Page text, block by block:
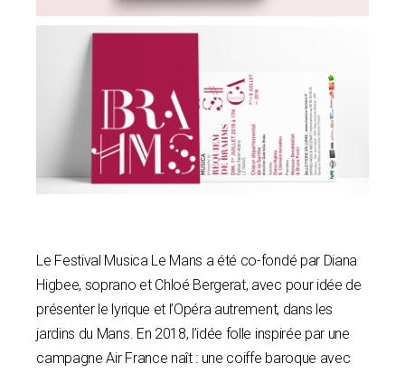
Le Festival Musica Le Mans a été co-fondé par Diana
Higbee, soprano et Chloé Bergerat, avec pour idée de
présenter le lyrique et l’Opéra autrement, dans les
jardins du Mans. En 2018, l’idée folle inspirée par une
campagne Air France naît : une coiffe baroque avec